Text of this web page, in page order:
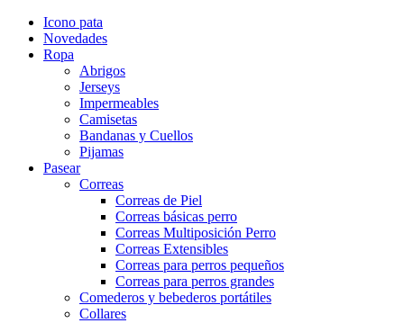
Icono pata
Novedades
Ropa
Abrigos
Jerseys
Impermeables
Camisetas
Bandanas y Cuellos
Pijamas
Pasear
Correas
Correas de Piel
Correas básicas perro
Correas Multiposición Perro
Correas Extensibles
Correas para perros pequeños
Correas para perros grandes
Comederos y bebederos portátiles
Collares